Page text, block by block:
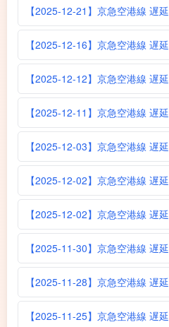
【2025-12-21】京急空港線 遅延
【2025-12-16】京急空港線 遅延
【2025-12-12】京急空港線 遅延
【2025-12-11】京急空港線 遅延
【2025-12-03】京急空港線 遅延
【2025-12-02】京急空港線 遅延
【2025-12-02】京急空港線 遅延
【2025-11-30】京急空港線 遅延
【2025-11-28】京急空港線 遅延
【2025-11-25】京急空港線 遅延